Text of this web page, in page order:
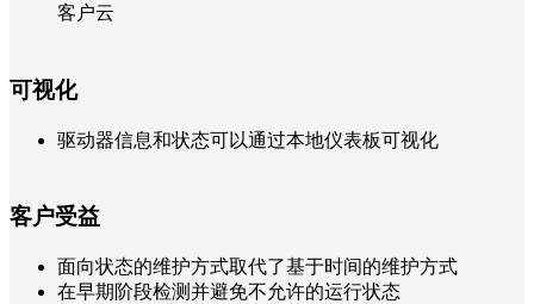
客户云
可视化
驱动器信息和状态可以通过本地仪表板可视化
客户受益
面向状态的维护方式取代了基于时间的维护方式
在早期阶段检测并避免不允许的运行状态